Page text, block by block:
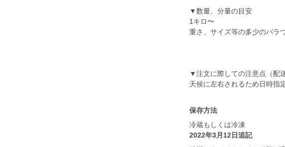
▼数量、分量の目安
1キロ〜
重さ、サイズ等の多少のバラ
▼注文に際しての注意点（配
保存方法
冷蔵もしくは冷凍
2022年3月12日追記